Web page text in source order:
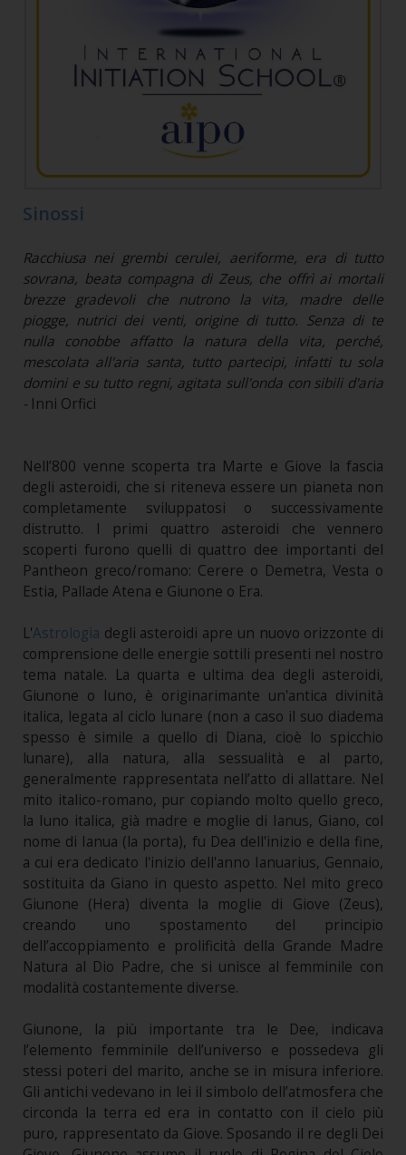
Sinossi
Racchiusa nei grembi cerulei, aeriforme, era di tutto
sovrana, beata compagna di Zeus, che offrì ai mortali
brezze gradevoli che nutrono la vita, madre delle
piogge, nutrici dei venti, origine di tutto. Senza di te
nulla conobbe affatto la natura della vita, perché,
mescolata all'aria santa, tutto partecipi, infatti tu sola
domini e su tutto regni, agitata sull'onda con sibili d'aria
- Inni Orfici
Nell’800 venne scoperta tra Marte e Giove la fascia
degli asteroidi, che si riteneva essere un pianeta non
completamente sviluppatosi o successivamente
distrutto. I primi quattro asteroidi che vennero
scoperti furono quelli di quattro dee importanti del
Pantheon greco/romano: Cerere o Demetra, Vesta o
Estia, Pallade Atena e Giunone o Era.
L'Astrologia degli asteroidi apre un nuovo orizzonte di
comprensione delle energie sottili presenti nel nostro
tema natale. La quarta e ultima dea degli asteroidi,
Giunone o Iuno, è originarimante un'antica divinità
italica, legata al ciclo lunare (non a caso il suo diadema
spesso è simile a quello di Diana, cioè lo spicchio
lunare), alla natura, alla sessualità e al parto,
generalmente rappresentata nell’atto di allattare. Nel
mito italico-romano, pur copiando molto quello greco,
la Iuno italica, già madre e moglie di Ianus, Giano, col
nome di Ianua (la porta), fu Dea dell'inizio e della fine,
a cui era dedicato l'inizio dell'anno Ianuarius, Gennaio,
sostituita da Giano in questo aspetto. Nel mito greco
Giunone (Hera) diventa la moglie di Giove (Zeus),
creando uno spostamento del principio
dell’accoppiamento e prolificità della Grande Madre
Natura al Dio Padre, che si unisce al femminile con
modalità costantemente diverse.
Giunone, la più importante tra le Dee, indicava
l’elemento femminile dell’universo e possedeva gli
stessi poteri del marito, anche se in misura inferiore.
Gli antichi vedevano in lei il simbolo dell’atmosfera che
circonda la terra ed era in contatto con il cielo più
puro, rappresentato da Giove. Sposando il re degli Dei